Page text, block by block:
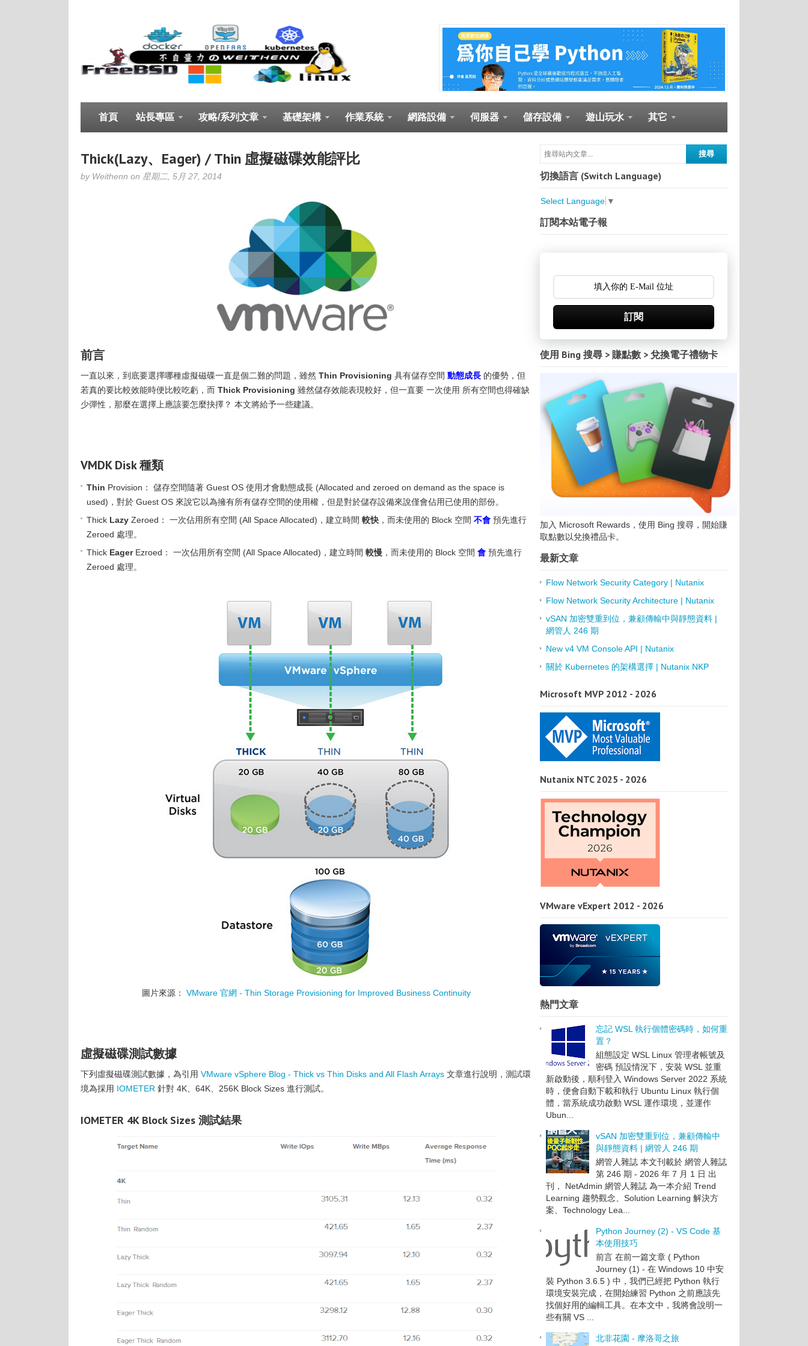
首頁 站長專區 攻略/系列文章 基礎架構 作業系統 網路設備 伺服器 儲存設備 遊山玩水 其它
Thick(Lazy、Eager) / Thin 虛擬磁碟效能評比
by Weithenn on 星期二, 5月 27, 2014
前言
一直以來，到底要選擇哪種虛擬磁碟一直是個二難的問題，雖然 Thin Provisioning 具有儲存空間 動態成長 的優勢，但
若真的要比較效能時便比較吃虧，而 Thick Provisioning 雖然儲存效能表現較好，但一直要 一次使用 所有空間也得確缺
少彈性，那麼在選擇上應該要怎麼抉擇？ 本文將給予一些建議。
VMDK Disk 種類
Thin Provision： 儲存空間隨著 Guest OS 使用才會動態成長 (Allocated and zeroed on demand as the space is
used)，對於 Guest OS 來說它以為擁有所有儲存空間的使用權，但是對於儲存設備來說僅會佔用已使用的部份。
Thick Lazy Zeroed： 一次佔用所有空間 (All Space Allocated)，建立時間 較快 ，而未使用的 Block 空間 不會 預先進行
Zeroed 處理。
Thick EagerEzroed： 一次佔用所有空間 (All Space Allocated)，建立時間 較慢 ，而未使用的 Block 空間 會 預先進行
Zeroed 處理。
圖片來源： VMware 官網 - Thin Storage Provisioning for Improved Business Continuity
虛擬磁碟測試數據
下列虛擬磁碟測試數據，為引用 VMware vSphere Blog - Thick vs Thin Disks and All Flash Arrays 文章進行說明，測試環
境為採用 IOMETER 針對 4K、64K、256K Block Sizes 進行測試。
IOMETER 4K Block Sizes 測試結果
切換語言 (Switch Language)
Select Language ▼
訂閱本站電子報
訂閱
使用 Bing 搜尋 > 賺點數 > 兌換電子禮物卡
加入 Microsoft Rewards，使用 Bing 搜尋，開始賺
取點數以兌換禮品卡。
最新文章
Flow Network Security Category | Nutanix
Flow Network Security Architecture | Nutanix
vSAN 加密雙重到位，兼顧傳輸中與靜態資料 |
網管人 246 期
New v4 VM Console API | Nutanix
關於 Kubernetes 的架構選擇 | Nutanix NKP
Microsoft MVP 2012 - 2026
Nutanix NTC 2025 - 2026
VMware vExpert 2012 - 2026
熱門文章
忘記 WSL 執行個體密碼時，如何重
置？
組態設定 WSL Linux 管理者帳號及
密碼 預設情況下，安裝 WSL 並重
新啟動後，順利登入 Windows Server 2022 系統
時，便會自動下載和執行 Ubuntu Linux 執行個
體，當系統成功啟動 WSL 運作環境，並運作
Ubun...
vSAN 加密雙重到位，兼顧傳輸中
與靜態資料 | 網管人 246 期
網管人雜誌 本文刊載於 網管人雜誌
第 246 期 - 2026 年 7 月 1 日 出
刊， NetAdmin 網管人雜誌 為一本介紹 Trend
Learning 趨勢觀念、Solution Learning 解決方
案、Technology Lea...
Python Journey (2) - VS Code 基
本使用技巧
前言 在前一篇文章 ( Python
Journey (1) - 在 Windows 10 中安
裝 Python 3.6.5 ) 中，我們已經把 Python 執行
環境安裝完成，在開始練習 Python 之前應該先
找個好用的編輯工具。在本文中，我將會說明一
些有關 VS ...
北非花園 - 摩洛哥之旅